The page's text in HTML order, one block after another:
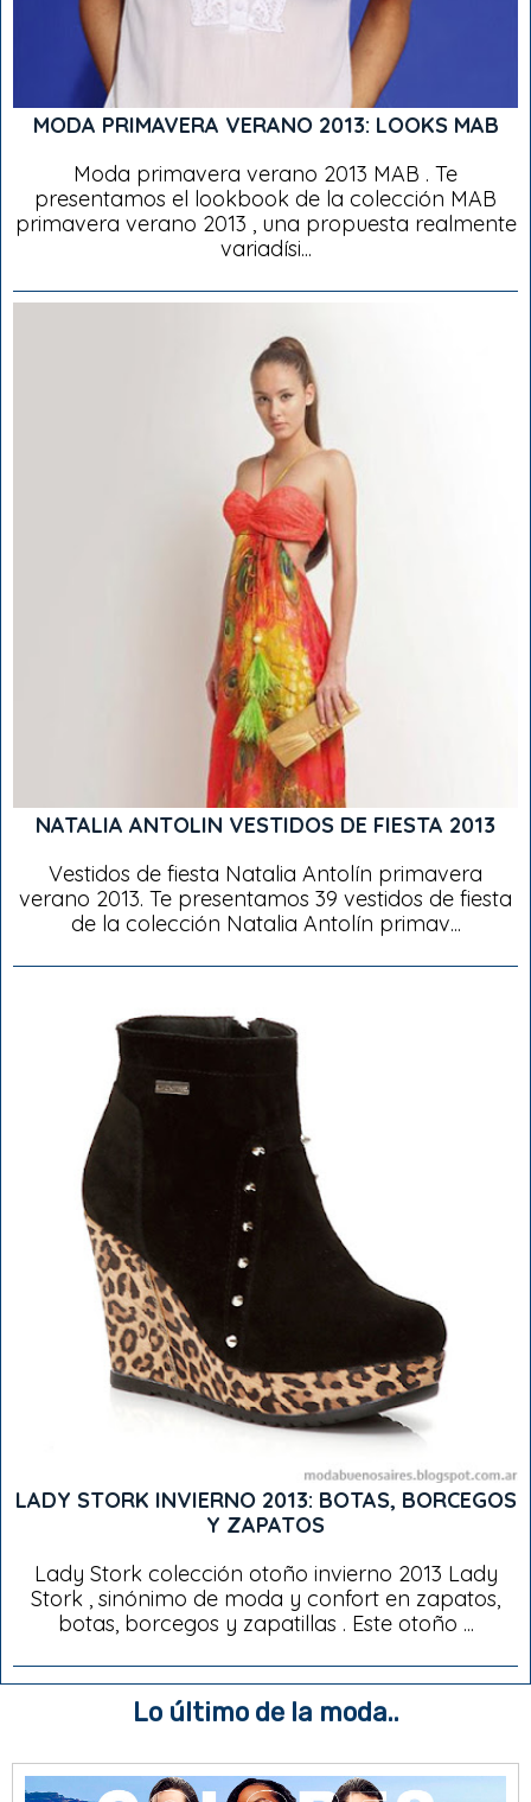
MODA PRIMAVERA VERANO 2013: LOOKS MAB
Moda primavera verano 2013 MAB . Te
presentamos el lookbook de la colección MAB
primavera verano 2013 , una propuesta realmente
variadísi...
NATALIA ANTOLIN VESTIDOS DE FIESTA 2013
Vestidos de fiesta Natalia Antolín primavera
verano 2013. Te presentamos 39 vestidos de fiesta
de la colección Natalia Antolín primav...
LADY STORK INVIERNO 2013: BOTAS, BORCEGOS
Y ZAPATOS
Lady Stork colección otoño invierno 2013 Lady
Stork , sinónimo de moda y confort en zapatos,
botas, borcegos y zapatillas . Este otoño ...
Lo último de la moda..